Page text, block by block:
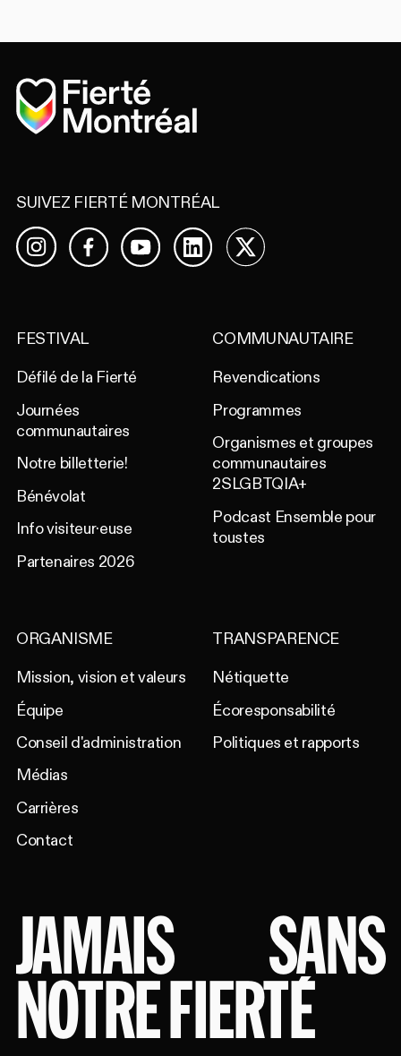
Accueil
SUIVEZ FIERTÉ MONTRÉAL
InstagramFacebookYouTubeLinkedIn
X
FESTIVAL
Défilé de la Fierté
Journées
communautaires
Notre billetterie!
Bénévolat
Info visiteur·euse
Partenaires 2026
COMMUNAUTAIRE
Revendications
Programmes
Organismes et groupes
communautaires
2SLGBTQIA+
Podcast Ensemble pour
toustes
ORGANISME
Mission, vision et valeurs
Équipe
Conseil d'administration
Médias
Carrières
Contact
TRANSPARENCE
Nétiquette
Écoresponsabilité
Politiques et rapports
JAMAIS SANS
NOTRE FIERTÉ